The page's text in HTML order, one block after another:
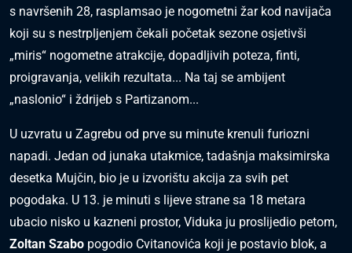
s navršenih 28, rasplamsao je nogometni žar kod navijača
koji su s nestrpljenjem čekali početak sezone osjetivši
„miris“ nogometne atrakcije, dopadljivih poteza, finti,
proigravanja, velikih rezultata... Na taj se ambijent
„naslonio“ i ždrijeb s Partizanom...
U uzvratu u Zagrebu od prve su minute krenuli furiozni
napadi. Jedan od junaka utakmice, tadašnja maksimirska
desetka Mujčin, bio je u izvorištu akcija za svih pet
pogodaka. U 13. je minuti s lijeve strane sa 18 metara
ubacio nisko u kazneni prostor, Viduka ju proslijedio petom,
Zoltan Szabo pogodio Cvitanovića koji je postavio blok, a